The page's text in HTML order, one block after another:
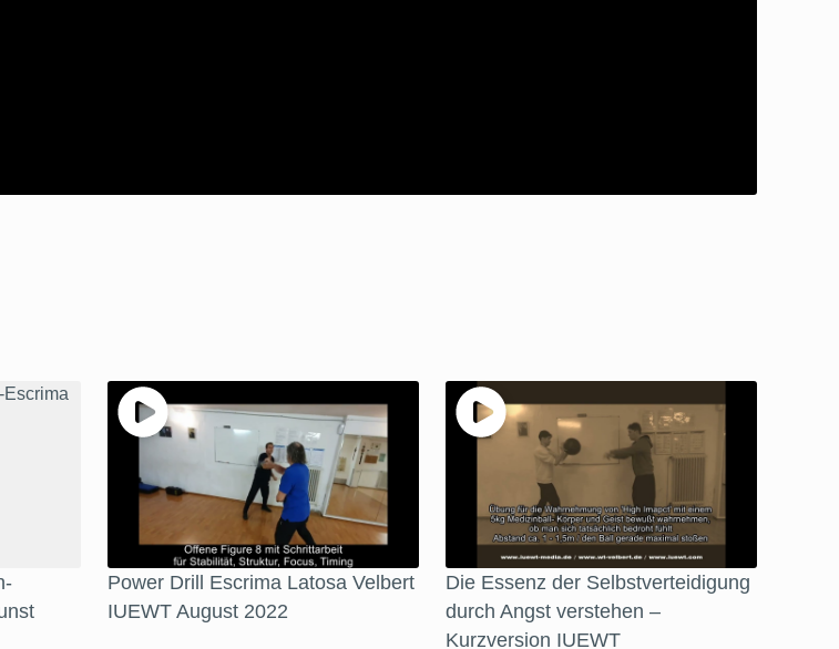
Power Drill Escrima Latosa Velbert
IUEWT August 2022
Die Essenz der Selbstverteidigung
durch Angst verstehen –
Kurzversion IUEWT